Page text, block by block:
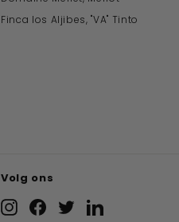
Finca los Aljibes, "VA" Tinto
Volg ons
InstagramFacebook
Twitter